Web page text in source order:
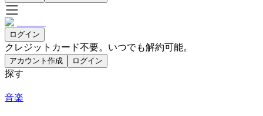
ログイン
クレジットカード不要。いつでも解約可能。
アカウント作成 ログイン
探す
音楽